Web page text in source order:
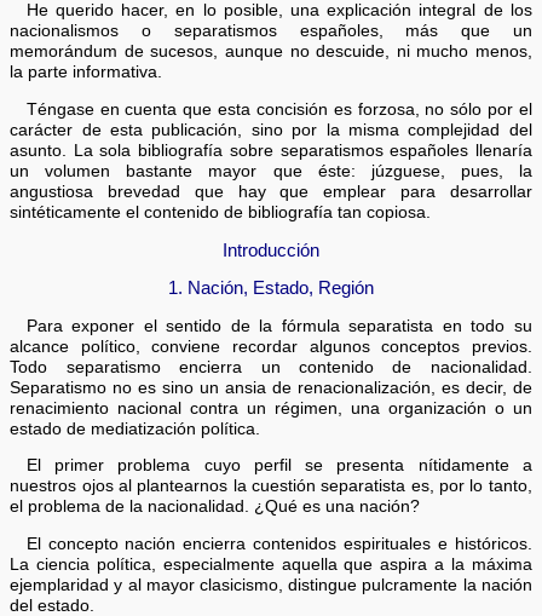
He querido hacer, en lo posible, una explicación integral de los
nacionalismos o separatismos españoles, más que un
memorándum de sucesos, aunque no descuide, ni mucho menos,
la parte informativa.
Téngase en cuenta que esta concisión es forzosa, no sólo por el
carácter de esta publicación, sino por la misma complejidad del
asunto. La sola bibliografía sobre separatismos españoles llenaría
un volumen bastante mayor que éste: júzguese, pues, la
angustiosa brevedad que hay que emplear para desarrollar
sintéticamente el contenido de bibliografía tan copiosa.
Introducción
1. Nación, Estado, Región
Para exponer el sentido de la fórmula separatista en todo su
alcance político, conviene recordar algunos conceptos previos.
Todo separatismo encierra un contenido de nacionalidad.
Separatismo no es sino un ansia de renacionalización, es decir, de
renacimiento nacional contra un régimen, una organización o un
estado de mediatización política.
El primer problema cuyo perfil se presenta nítidamente a
nuestros ojos al plantearnos la cuestión separatista es, por lo tanto,
el problema de la nacionalidad. ¿Qué es una nación?
El concepto nación encierra contenidos espirituales e históricos.
La ciencia política, especialmente aquella que aspira a la máxima
ejemplaridad y al mayor clasicismo, distingue pulcramente la nación
del estado.